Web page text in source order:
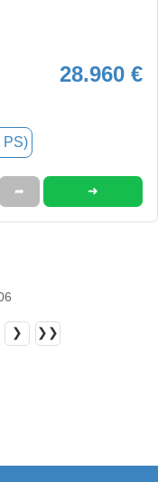
28.960 €
PS)
➦ ➜
❯ ❯❯